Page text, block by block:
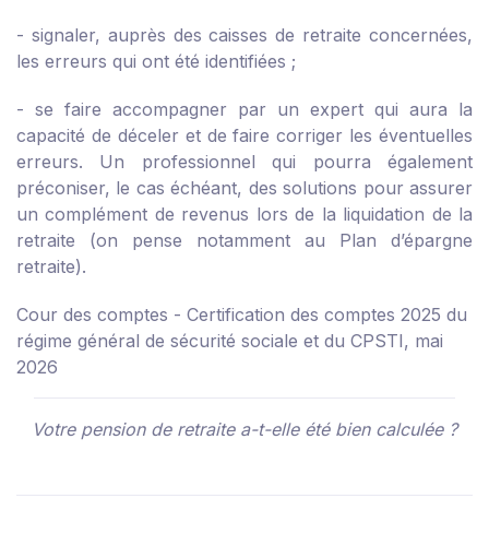
- signaler, auprès des caisses de retraite concernées,
les erreurs qui ont été identifiées ;
- se faire accompagner par un expert qui aura la
capacité de déceler et de faire corriger les éventuelles
erreurs. Un professionnel qui pourra également
préconiser, le cas échéant, des solutions pour assurer
un complément de revenus lors de la liquidation de la
retraite (on pense notamment au Plan d’épargne
retraite).
Cour des comptes - Certification des comptes 2025 du
régime général de sécurité sociale et du CPSTI, mai
2026
Votre pension de retraite a-t-elle été bien calculée ?